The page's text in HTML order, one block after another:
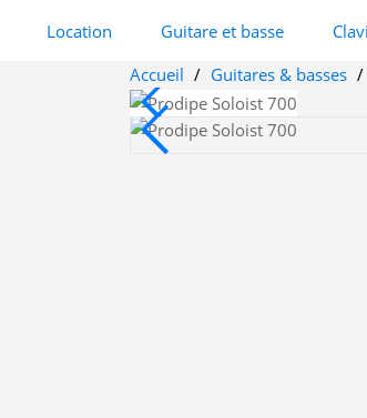
Location Guitare et basse
Accueil
Guitares & basses